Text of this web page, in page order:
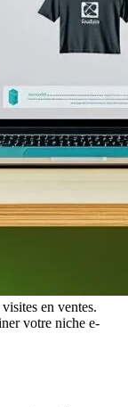
en ventes.
votre niche e-